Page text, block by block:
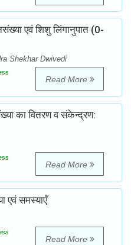
एवं शिशु लिंगानुपात (0-
Shekhar Dwivedi
Read More
का वितरण व संकेन्द्रण:
Read More
एवं समस्याएँ
Read More